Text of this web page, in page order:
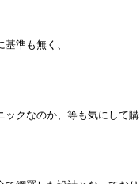
準も無く、
ックなのか、等も気にして購